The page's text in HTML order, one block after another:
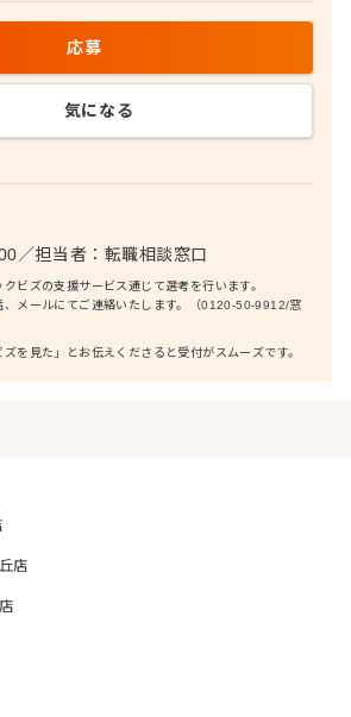
／担当者： 転職相談窓口
ビズの支援サービス通じて選考を行います。
、メールにてご連絡いたします。（0120-50-9912/窓
を見た」とお伝えくださると受付がスムーズです。
応募
気になる
店